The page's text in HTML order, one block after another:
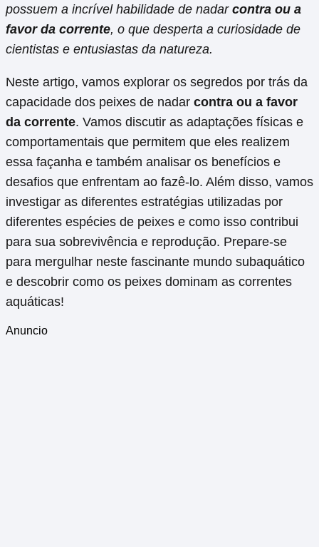
possuem a incrível habilidade de nadar contra ou a
favor da corrente, o que desperta a curiosidade de
cientistas e entusiastas da natureza.
Neste artigo, vamos explorar os segredos por trás da
capacidade dos peixes de nadar contra ou a favor
da corrente. Vamos discutir as adaptações físicas e
comportamentais que permitem que eles realizem
essa façanha e também analisar os benefícios e
desafios que enfrentam ao fazê-lo. Além disso, vamos
investigar as diferentes estratégias utilizadas por
diferentes espécies de peixes e como isso contribui
para sua sobrevivência e reprodução. Prepare-se
para mergulhar neste fascinante mundo subaquático
e descobrir como os peixes dominam as correntes
aquáticas!
Anuncio